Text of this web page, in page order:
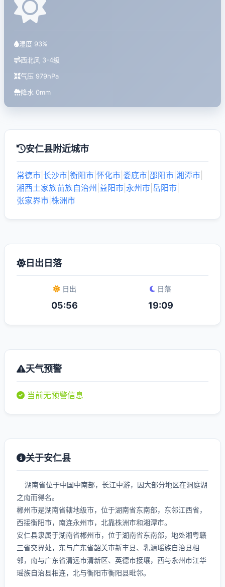
湿度 93%
西北风 3-4级
气压 979hPa
降水 0mm
安仁县附近城市
常德市 长沙市 衡阳市 怀化市 娄底市 邵阳市 湘潭市
湘西土家族苗族自治州 益阳市 永州市 岳阳市
张家界市 株洲市
日出日落
日出
05:56
日落
19:09
天气预警
当前无预警信息
关于安仁县
湖南省位于中国中南部，长江中游，因大部分地区在洞庭湖
之南而得名。
郴州市是湖南省辖地级市，位于湖南省东南部，东邻江西省，
西接衡阳市，南连永州市，北靠株洲市和湘潭市。
安仁县隶属于湖南省郴州市，位于湖南省东南部，地处湘粤赣
三省交界处，东与广东省韶关市新丰县、乳源瑶族自治县相
邻，南与广东省清远市清新区、英德市接壤，西与永州市江华
瑶族自治县相连，北与衡阳市衡阳县毗邻。